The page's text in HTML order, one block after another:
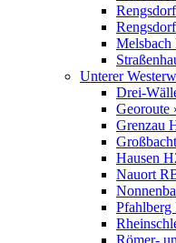
Melsbach
Unterer
Drei-
Georoute
Grenzau
Hausen
Nauort
Pfahlberg
Römer-